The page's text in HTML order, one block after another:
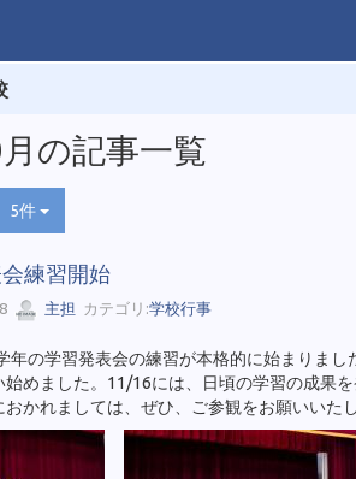
の記事一覧
5件
練習開始
主担 カテゴリ:学校行事
年の学習発表会の練習が本格的に始まりまし
めました。11/16には、日頃の学習の成果を
かれましては、ぜひ、ご参観をお願いいたし